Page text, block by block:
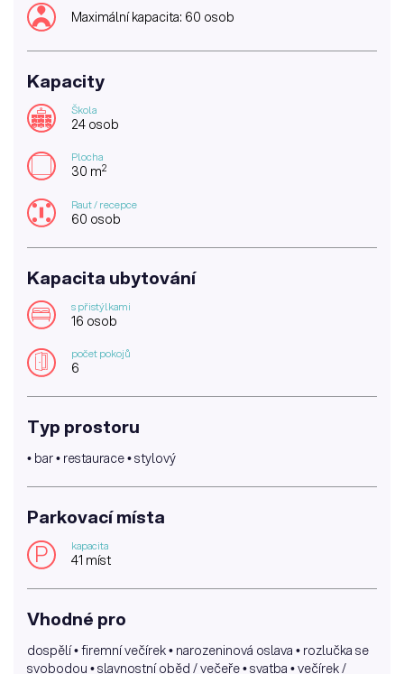
Maximální kapacita: 60 osob
Kapacity
Škola
24 osob
Plocha
30 m2
Raut / recepce
60 osob
Kapacita ubytování
s přistýlkami
16 osob
počet pokojů
6
Typ prostoru
• bar • restaurace • stylový
Parkovací místa
P kapacita
41 míst
Vhodné pro
dospělí • firemní večírek • narozeninová oslava • rozlučka se
svobodou • slavnostní oběd / večeře • svatba • večírek /